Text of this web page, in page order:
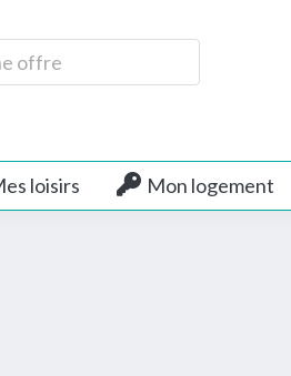
loisirs Mon logement